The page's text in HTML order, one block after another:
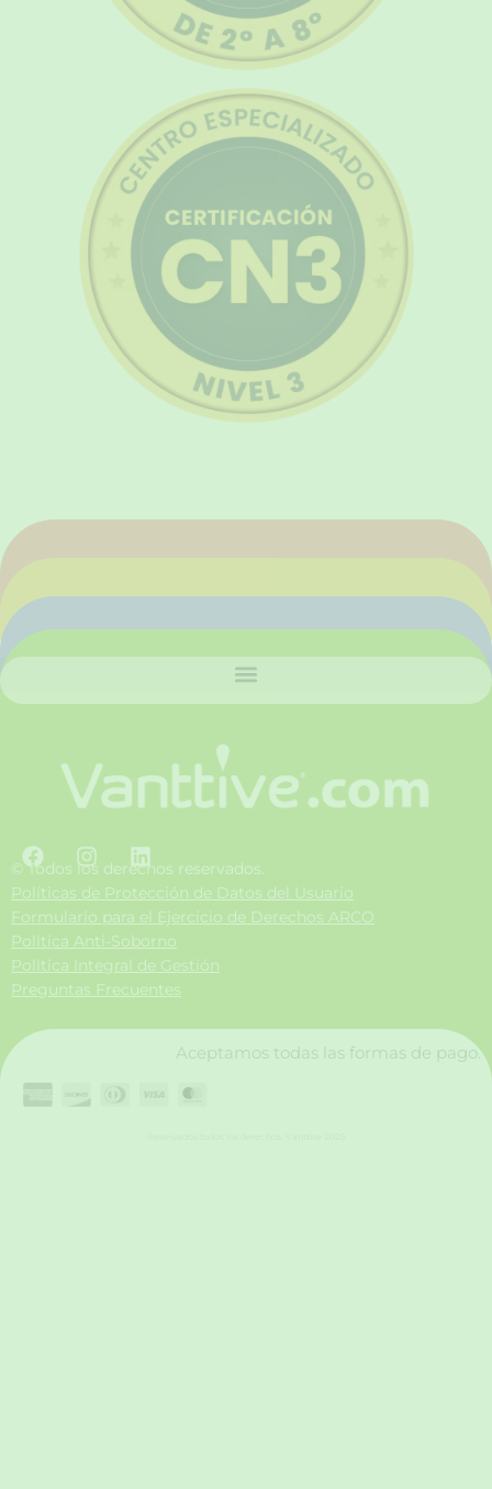
F
a
c
e
b
o
o
k
I
n
s
t
a
g
r
a
L
i
n
k
e
d
i
n
© Todos los derechos reservados.
Políticas de Protección de Datos del Usuario
Formulario para el Ejercicio de Derechos ARCO
Política Anti-Soborno
Política Integral de Gestión
Preguntas Frecuentes
Aceptamos todas las formas de pago.